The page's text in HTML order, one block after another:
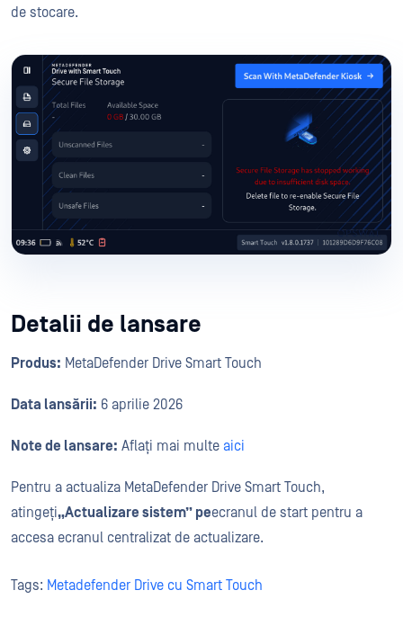
de stocare.
Detalii de lansare
Produs: MetaDefender Drive Smart Touch
Data lansării: 6 aprilie 2026
Note de lansare: Aflați mai multe aici
Pentru a actualiza MetaDefender Drive Smart Touch,
atingeți„Actualizare sistem” peecranul de start pentru a
accesa ecranul centralizat de actualizare.
Tags: Metadefender Drive cu Smart Touch